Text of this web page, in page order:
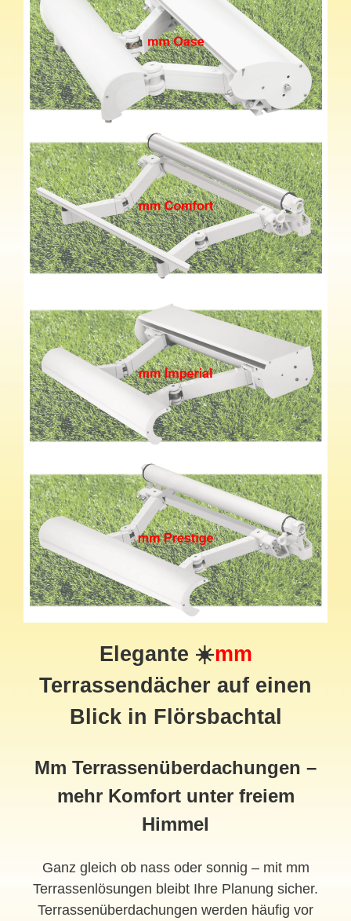
Elegante ☀️mm
Terrassendächer auf einen
Blick in Flörsbachtal
Mm Terrassenüberdachungen –
mehr Komfort unter freiem
Himmel
Ganz gleich ob nass oder sonnig – mit mm
Terrassenlösungen bleibt Ihre Planung sicher.
Terrassenüberdachungen werden häufig vor